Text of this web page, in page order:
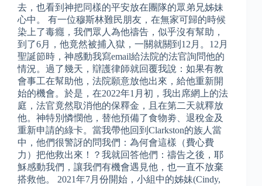
去，也看到神把同樣的平安放在團隊的眾弟兄姊妹
心中。 有一位穆斯林難民朋友，在無家可歸的時候
染上了毒癮，我們眾人為他禱告，似乎沒有幫助，
到了6月，他竟然被捕入獄，一關就關到12月。12月
聖誕節時，神感動我寫email給法院的法官詢問他的
情況。過了幾天，辯護律師就回覆我說：如果有教
會事工在幫助他，法院願意放他出來，給他重新開
始的機會。於是，在2022年1月初，我出席網上的法
庭，法官竟然取消他的保釋金，且在第二天就釋放
他。神特別憐憫他，替他預備了食物劵、退稅金及
重新申請的綠卡。當我帶他回到Clarkston的族人當
中，他們很警訝的問我們：為何會這樣（費心費
力）把他救出來！？我就回答他們：禱告之後，耶
穌感動我們，讓我們有機會遇見他，也一直不放棄
搭救他。 2021年7月份開始，小組中的姊妹(Cindy,